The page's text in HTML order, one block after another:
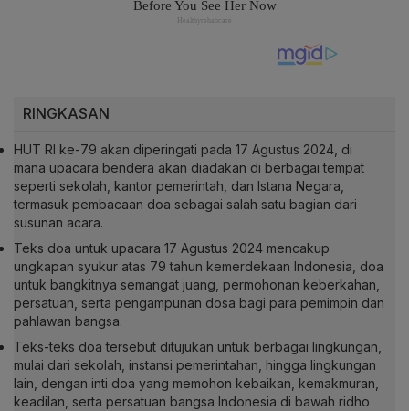
RINGKASAN
HUT RI ke-79 akan diperingati pada 17 Agustus 2024, di
mana upacara bendera akan diadakan di berbagai tempat
seperti sekolah, kantor pemerintah, dan Istana Negara,
termasuk pembacaan doa sebagai salah satu bagian dari
susunan acara.
Teks doa untuk upacara 17 Agustus 2024 mencakup
ungkapan syukur atas 79 tahun kemerdekaan Indonesia, doa
untuk bangkitnya semangat juang, permohonan keberkahan,
persatuan, serta pengampunan dosa bagi para pemimpin dan
pahlawan bangsa.
Teks-teks doa tersebut ditujukan untuk berbagai lingkungan,
mulai dari sekolah, instansi pemerintahan, hingga lingkungan
lain, dengan inti doa yang memohon kebaikan, kemakmuran,
keadilan, serta persatuan bangsa Indonesia di bawah ridho